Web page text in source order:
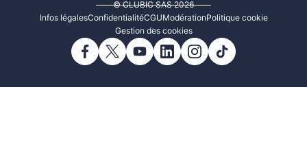
© CLUBIC SAS 2026
Infos légalesConfidentialitéCGUModérationPolitique cookie
Gestion des cookies